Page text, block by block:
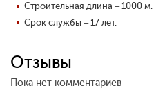
Строительная длина – 1000 м.
Срок службы – 17 лет.
Отзывы
Пока нет комментариев